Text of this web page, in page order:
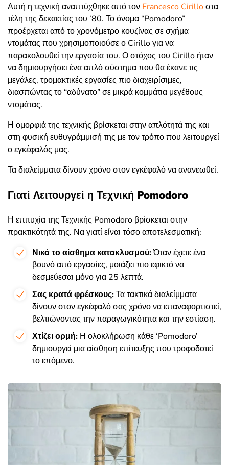
Αυτή η τεχνική αναπτύχθηκε από τον Francesco Cirilloστα
τέλη της δεκαετίας του ’80. Το όνομα “Pomodoro”
προέρχεται από το χρονόμετρο κουζίνας σε σχήμα
ντομάτας που χρησιμοποιούσε ο Cirillo για να
παρακολουθεί την εργασία του. Ο στόχος του Cirillo ήταν
να δημιουργήσει ένα απλό σύστημα που θα έκανε τις
μεγάλες, τρομακτικές εργασίες πιο διαχειρίσιμες,
διασπώντας το “αδύνατο” σε μικρά κομμάτια μεγέθους
ντομάτας.
Η ομορφιά της τεχνικής βρίσκεται στην απλότητά της και
στη φυσική ευθυγράμμισή της με τον τρόπο που λειτουργεί
ο εγκέφαλός μας.
Τα διαλείμματα δίνουν χρόνο στον εγκέφαλό να ανανεωθεί.
Γιατί Λειτουργεί η Τεχνική Pomodoro
Η επιτυχία της Τεχνικής Pomodoro βρίσκεται στην
πρακτικότητά της. Να γιατί είναι τόσο αποτελεσματική:
Νικά το αίσθημα κατακλυσμού:Όταν έχετε ένα
βουνό από εργασίες, μοιάζει πιο εφικτό να
δεσμεύεσαι μόνο για 25 λεπτά.
Σας κρατά φρέσκους:Τα τακτικά διαλείμματα
δίνουν στον εγκέφαλό σας χρόνο να επαναφορτιστεί,
βελτιώνοντας την παραγωγικότητα και την εστίαση.
Χτίζει ορμή: Η ολοκλήρωση κάθε ‘Pomodoro’
δημιουργεί μια αίσθηση επίτευξης που τροφοδοτεί
το επόμενο.